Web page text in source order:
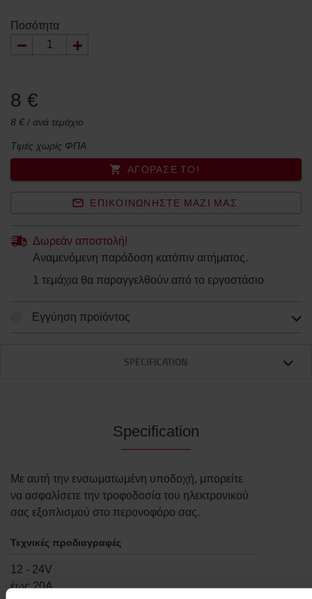
Ποσότητα
8 €
8 € / ανά τεμάχιο
Τιμές χωρίς ΦΠΑ
ΑΓΌΡΑΣΈ ΤΟ!
ΕΠΙΚΟΙΝΩΝΉΣΤΕ ΜΑΖΊ ΜΑΣ
Δωρεάν αποστολή!
Αναμενόμενη παράδοση κατόπιν αιτήματος.
1 τεμάχια θα παραγγελθούν από το εργοστάσιο
Εγγύηση προϊόντος
SPECIFICATION
Specification
Με αυτή την ενσωματωμένη υποδοχή, μπορείτε
να ασφαλίσετε την τροφοδοσία του ηλεκτρονικού
σας εξοπλισμού στο περονοφόρο σας.
Τεχνικές προδιαγραφές
12 - 24V
έως 20Α